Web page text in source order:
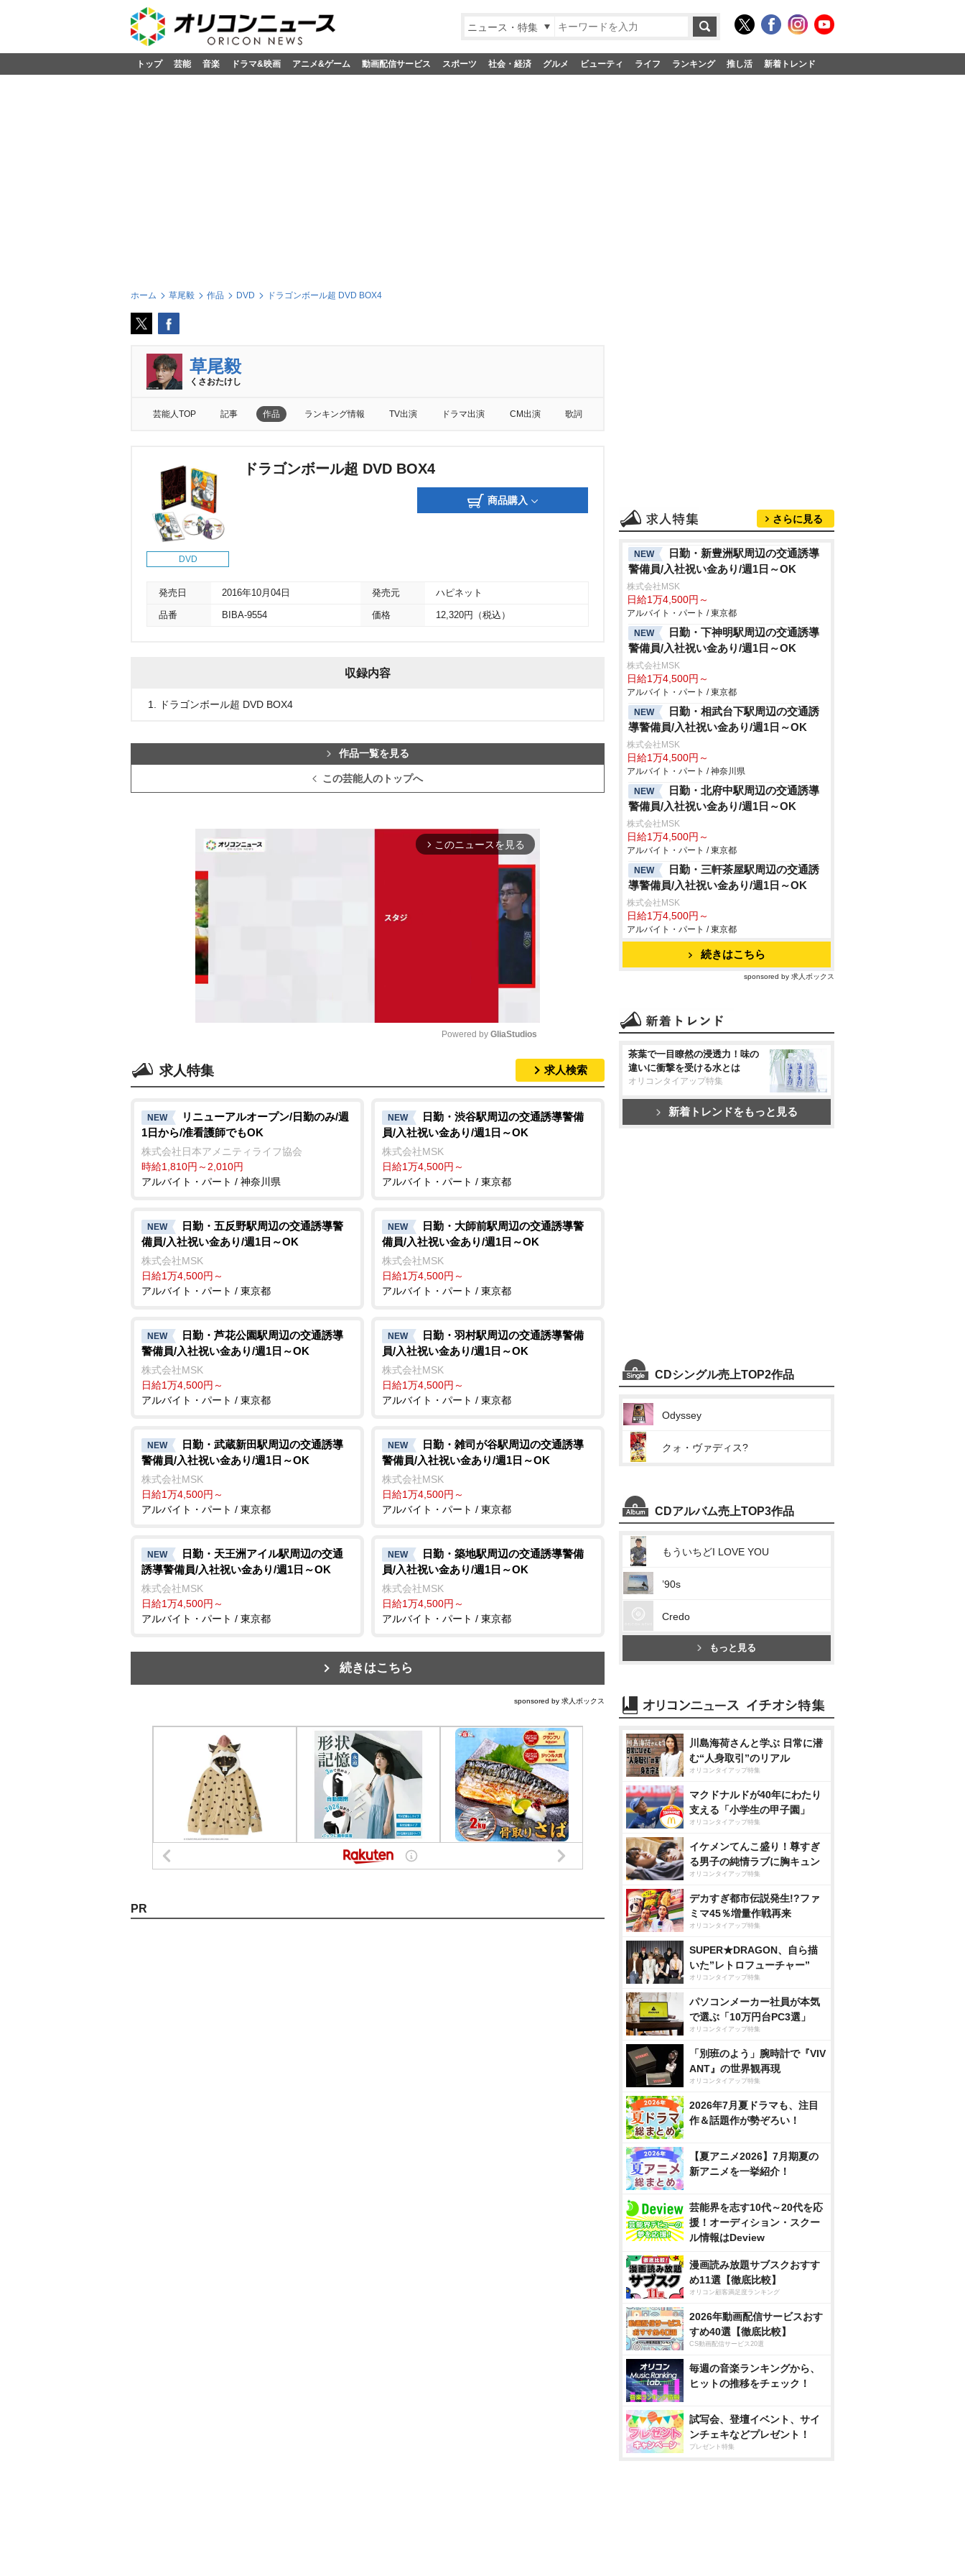
ニュース・特集
トップ 芸能 音楽 ドラマ&映画 アニメ&ゲーム 動画配信サービス スポーツ 社会・経済 グルメ ビューティ ライフ ランキング 推し活 新着トレンド
ホーム 草尾毅 作品 DVD ドラゴンボール超 DVD BOX4
草尾毅
くさおたけし
芸能人TOP 記事 作品 ランキング情報 TV出演 ドラマ出演 CM出演 歌詞
DVD
ドラゴンボール超 DVD BOX4
商品購入
発売日 2016年10月04日 発売元 ハピネット
品番 BIBA-9554 価格 12,320円（税込）
収録内容
1. ドラゴンボール超 DVD BOX4
作品一覧を見る
この芸能人のトップへ
arrow_forward_ios このニュースを見る
t
e
Powered by GliaStudios
求人特集 求人検索
NEW
リニューアルオープン/日勤のみ/週
1日から/准看護師でもOK
株式会社日本アメニティライフ協会
時給1,810円～2,010円
アルバイト・パート / 神奈川県
NEW
日勤・渋谷駅周辺の交通誘導警備
員/入社祝い金あり/週1日～OK
株式会社MSK
日給1万4,500円～
アルバイト・パート / 東京都
NEW
日勤・五反野駅周辺の交通誘導警
備員/入社祝い金あり/週1日～OK
株式会社MSK
日給1万4,500円～
アルバイト・パート / 東京都
NEW
日勤・大師前駅周辺の交通誘導警
備員/入社祝い金あり/週1日～OK
株式会社MSK
日給1万4,500円～
アルバイト・パート / 東京都
NEW
日勤・芦花公園駅周辺の交通誘導
警備員/入社祝い金あり/週1日～OK
株式会社MSK
日給1万4,500円～
アルバイト・パート / 東京都
NEW
日勤・羽村駅周辺の交通誘導警備
員/入社祝い金あり/週1日～OK
株式会社MSK
日給1万4,500円～
アルバイト・パート / 東京都
NEW
日勤・武蔵新田駅周辺の交通誘導
警備員/入社祝い金あり/週1日～OK
株式会社MSK
日給1万4,500円～
アルバイト・パート / 東京都
NEW
日勤・雑司が谷駅周辺の交通誘導
警備員/入社祝い金あり/週1日～OK
株式会社MSK
日給1万4,500円～
アルバイト・パート / 東京都
NEW
日勤・天王洲アイル駅周辺の交通
誘導警備員/入社祝い金あり/週1日～OK
株式会社MSK
日給1万4,500円～
アルバイト・パート / 東京都
NEW
日勤・築地駅周辺の交通誘導警備
員/入社祝い金あり/週1日～OK
株式会社MSK
日給1万4,500円～
アルバイト・パート / 東京都
続きはこちら
sponsored by 求人ボックス
PR
さらに見る
NEW
日勤・新豊洲駅周辺の交通誘導
警備員/入社祝い金あり/週1日～OK
株式会社MSK
日給1万4,500円～
アルバイト・パート / 東京都
NEW
日勤・下神明駅周辺の交通誘導
警備員/入社祝い金あり/週1日～OK
株式会社MSK
日給1万4,500円～
アルバイト・パート / 東京都
NEW
日勤・相武台下駅周辺の交通誘
導警備員/入社祝い金あり/週1日～OK
株式会社MSK
日給1万4,500円～
アルバイト・パート / 神奈川県
NEW
日勤・北府中駅周辺の交通誘導
警備員/入社祝い金あり/週1日～OK
株式会社MSK
日給1万4,500円～
アルバイト・パート / 東京都
NEW
日勤・三軒茶屋駅周辺の交通誘
導警備員/入社祝い金あり/週1日～OK
株式会社MSK
日給1万4,500円～
アルバイト・パート / 東京都
続きはこちら
sponsored by 求人ボックス
茶葉で一目瞭然の浸透力！味の
違いに衝撃を受ける水とは
オリコンタイアップ特集
新着トレンドをもっと見る
CDシングル売上TOP2作品
Odyssey
クォ・ヴァディス?
CDアルバム売上TOP3作品
もういちどI LOVE YOU
’90s
Credo
もっと見る
川島海荷さんと学ぶ 日常に潜
む“人身取引”のリアル
オリコンタイアップ特集
マクドナルドが40年にわたり
支える「小学生の甲子園」
オリコンタイアップ特集
イケメンてんこ盛り！尊すぎ
る男子の純情ラブに胸キュン
オリコンタイアップ特集
デカすぎ都市伝説発生!?ファ
ミマ45％増量作戦再来
オリコンタイアップ特集
SUPER★DRAGON、自ら描
いた”レトロフューチャー”
オリコンタイアップ特集
パソコンメーカー社員が本気
で選ぶ「10万円台PC3選」
オリコンタイアップ特集
「別班のよう」腕時計で『VIV
ANT』の世界観再現
オリコンタイアップ特集
2026年7月夏ドラマも、注目
作＆話題作が勢ぞろい！
【夏アニメ2026】7月期夏の
新アニメを一挙紹介！
芸能界を志す10代～20代を応
援！オーディション・スクー
ル情報はDeview
漫画読み放題サブスクおすす
め11選【徹底比較】
オリコン顧客満足度ランキング
2026年動画配信サービスおす
すめ40選【徹底比較】
CS動画配信サービス20選
毎週の音楽ランキングから、
ヒットの推移をチェック！
試写会、登壇イベント、サイ
ンチェキなどプレゼント！
プレゼント特集